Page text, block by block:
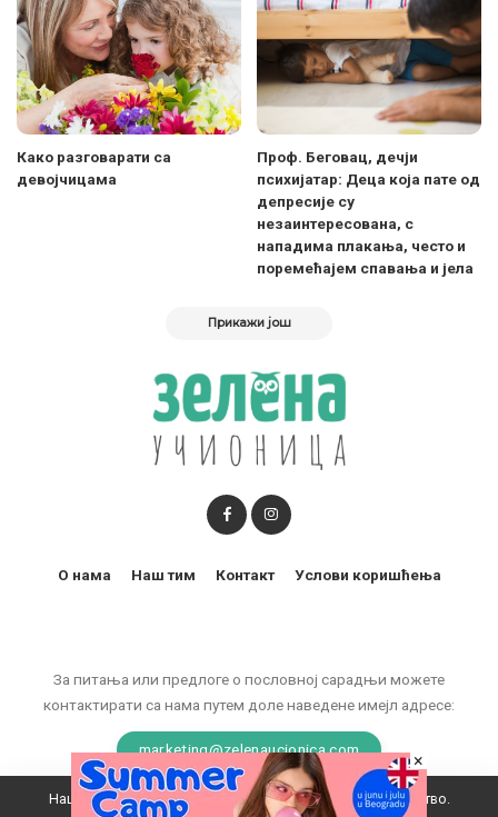
Како разговарати са
девојчицама
Проф. Беговац, дечји
психијатар: Деца која пате од
депресије су
незаинтересована, с
нападима плакања, често и
поремећајем спавања и јела
Прикажи још
За питања или предлоге о пословној сарадњи можете
контактирати са нама путем доле наведене имејл адресе:
marketing@zelenaucionica.com
О нама Наш тим Контакт Услови коришћења
Наш вебсајт користи колачиће да побољша ваше искуство.
×